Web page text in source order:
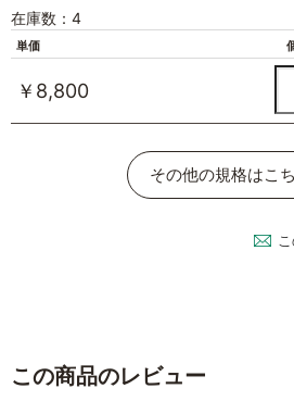
在庫数：4
単価
￥8,800
その他の規格はこ
この商品のレビュー